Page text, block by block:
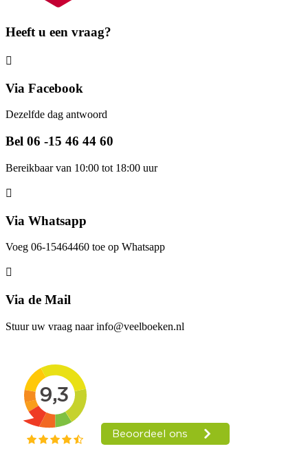
Heeft u een vraag?
Via Facebook
Dezelfde dag antwoord
Bel 06 -15 46 44 60
Bereikbaar van 10:00 tot 18:00 uur
Via Whatsapp
Voeg 06-15464460 toe op Whatsapp
Via de Mail
Stuur uw vraag naar info@veelboeken.nl